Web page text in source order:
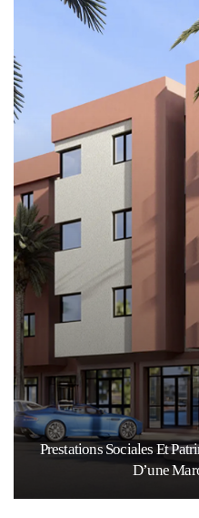
Prestations Sociales Et
D’une